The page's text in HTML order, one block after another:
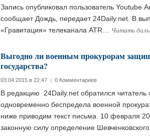
Запись опубликовал пользователь Youtube
сообщает Дождь, передает 24Daily.net. В
«Гравитация» телеканала ATR… Читать
Выгодно ли военным прокурорам
государства?
03.04.2015 в 22:47 | 0 Комментариев
В редакцию 24Daily.net обратился
одновременно беспредела военной
ниже приводим текст письма. 10 февраля
законную силу определение